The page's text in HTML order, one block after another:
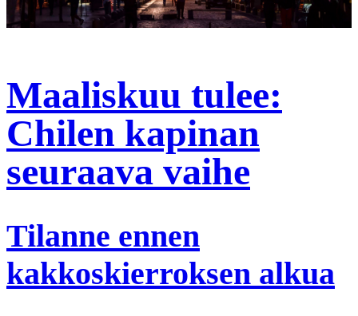
Maaliskuu tulee:
Chilen kapinan
seuraava vaihe
Tilanne ennen
kakkoskierroksen alkua